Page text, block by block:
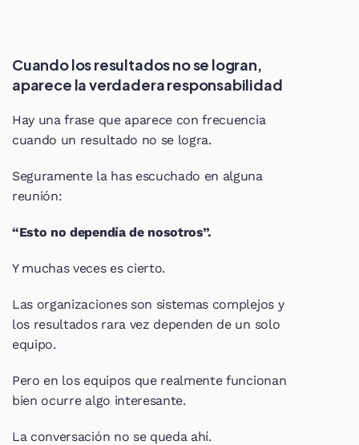
Cuando los resultados no se logran,
aparece la verdadera responsabilidad
Hay una frase que aparece con frecuencia
cuando un resultado no se logra.
Seguramente la has escuchado en alguna
reunión:
“Esto no dependía de nosotros”.
Y muchas veces es cierto.
Las organizaciones son sistemas complejos y
los resultados rara vez dependen de un solo
equipo.
Pero en los equipos que realmente funcionan
bien ocurre algo interesante.
La conversación no se queda ahí.